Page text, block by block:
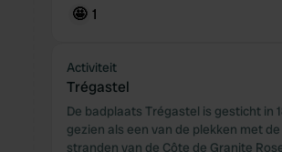
🤩 1
Activiteit
Trégastel
De badplaats Trégastel is gesticht in
gezien als een van de plekken met
stranden van de Côte de Granite